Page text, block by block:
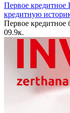
Первое
кредитную
Первое кредитное
09.9к.